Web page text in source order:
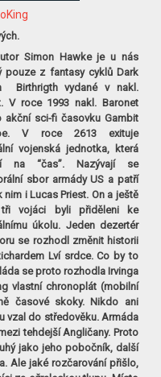
Simon Hawke je u nás
pouze z fantasy cyklů Dark
Birthrigth vydané v nakl.
V roce 1993 nakl. Baronet
akční sci-fi časovku Gambit
V roce 2613 exituje
vojenská jednotka, která
na “čas”. Nazývají se
sbor armády US a patří
nim i Lucas Priest. On a ještě
vojáci byli přiděleni ke
úkolu. Jeden dezertér
se rozhodl změnit historii
Lví srdce. Co by to
se proto rozhodla Irvinga
vlastní chronoplát (mobilní
časové skoky. Nikdo ani
vzal do středověku. Armáda
tehdejší Angličany. Proto
jako jeho pobočník, další
Ale jaké rozčarování přišlo,